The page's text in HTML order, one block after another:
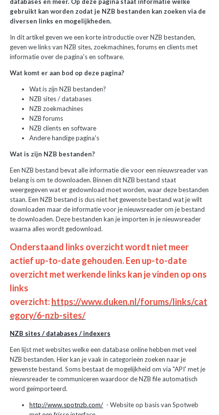
gebruikt kan worden zodat je NZB bestanden kan zoeken via de
diversen links en mogelijkheden.
In dit artikel geven we een korte introductie over NZB bestanden,
geven we links van NZB sites, zoekmachines, forums en clients met
informatie over de pagina's en software.
Wat komt er aan bod op deze pagina?
Wat is zijn NZB bestanden?
NZB sites / databases
NZB zoekmachines
NZB forums
NZB clients en software
Andere handige pagina's
Wat is zijn NZB bestanden?
Een NZB bestand bevat alle informatie die voor een nieuwsreader van
belang is om te downloaden. Binnen dit NZB bestand staat
weergegeven wat er gedownload moet worden, waar deze bestanden
staan. Een NZB bestand is dus niet het gewenste bestand wat je wilt
downloaden maar de informatie voor je nieuwsreader om je bestand
te downloaden. Deze bestanden kan je importen in je nieuwsreader
waarna alles wordt gedownload.
Onderstaand links overzicht wordt niet meer
actief up-to-date gehouden. Een up-to-date
overzicht met werkende links kan je vinden op ons
links
overzicht:https://www.duken.nl/forums/links/cat
egory/6-nzb-sites/
NZB sites / databases / indexers
Een lijst met websites welke een database online hebben met veel
NZB bestanden. Hier kan je vaak in categorieën zoeken naar je
gewenste bestand. Soms bestaat de mogelijkheid om via "API' met je
nieuwsreader te communiceren waardoor de NZB file automatisch
word geïmporteerd.
http://www.spotnzb.com/ - Website op basis van Spotweb